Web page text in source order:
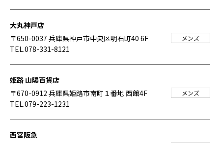
大丸神戸店
〒650-0037 兵庫県神戸市中央区明石町40 6F
TEL.078-331-8121
メンズ
姫路 山陽百貨店
〒670-0912 兵庫県姫路市南町１番地 西館4F
TEL.079-223-1231
メンズ
西宮阪急